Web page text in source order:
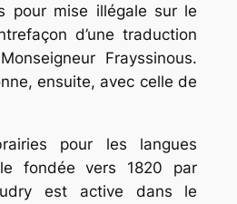
pour mise illégale sur le
d’une traduction
Frayssinous.
ensuite, avec celle de
pour les langues
fondée vers 1820 par
est active dans le